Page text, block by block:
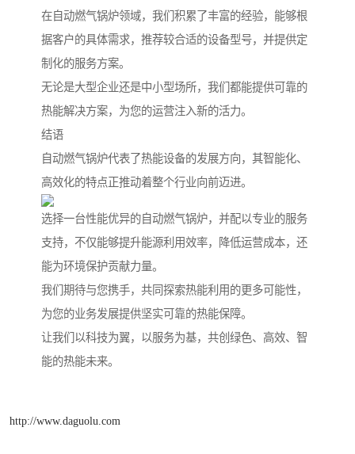
在自动燃气锅炉领域，我们积累了丰富的经验，能够根
据客户的具体需求，推荐较合适的设备型号，并提供定
制化的服务方案。
无论是大型企业还是中小型场所，我们都能提供可靠的
热能解决方案，为您的运营注入新的活力。
结语
自动燃气锅炉代表了热能设备的发展方向，其智能化、
高效化的特点正推动着整个行业向前迈进。
选择一台性能优异的自动燃气锅炉，并配以专业的服务
支持，不仅能够提升能源利用效率，降低运营成本，还
能为环境保护贡献力量。
我们期待与您携手，共同探索热能利用的更多可能性，
为您的业务发展提供坚实可靠的热能保障。
让我们以科技为翼，以服务为基，共创绿色、高效、智
能的热能未来。
http://www.daguolu.com